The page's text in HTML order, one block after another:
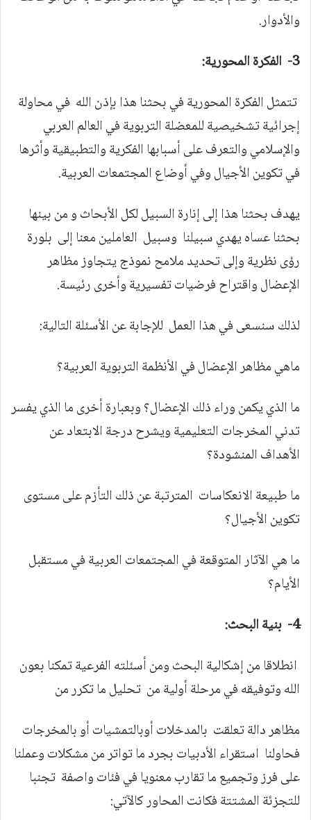
والأدوار.
3- الفكرة المحورية:
تتمثل الفكرة المحورية في بحثنا هذا بإذن الله في محاولة
إجرائية تشخيصية للمعضلة التربوية في العالم العربي
والإسلامي والتعرف على أسبابها الفكرية والتطبيقية وأثرها
في تكوين الأجيال وفي أوضاع المجتمعات العربية.
يهدف بحثنا هذا إلى إنارة السبيل لكل الأبحاث و من بينها
بحثنا عساه يهدي سبيلنا وسبيل العاملين معنا إلى بلورة
رؤى نظرية وإلى تحديد ملامح نموذج يتجاوز مظاهر
الإعضال واقتراح فرضيات تفسيرية وأخرى رئيسة.
لذلك سنسعى في هذا العمل للإجابة عن الأسئلة التالية:
ماهي مظاهر الإعضال في الأنظمة التربوية العربية؟
ما الذي يكمن وراء ذلك الإعضال؟ وبعبارة أخرى ما الذي يفسر
تدني المخرجات التعليمية ويشرح درجة الابتعاد عن
الأهداف المنشودة؟
ما طبيعة الانعكاسات المترتبة عن ذلك التأزم على مستوى
تكوين الأجيال؟
ما هي الآثار المتوقعة في المجتمعات العربية في مستقبل
الأيام؟
4- بنية البحث:
انطلاقا من إشكالية البحث ومن أسئلته الفرعية تمكنا بعون
الله وتوفيقه في مرحلة أولية من تحليل ما تكرر من
مظاهر دالةتعلقت بالمدخلات أوبالتمشيات أو بالمخرجات
فحاولنا استقراء الأدبيات بجرد ما تواتر من مشكلات وعملنا
على فرز وتجميع ما تقارب معنويا في فئات واصفة تجنبا
للتجزئة المشتتة فكانت المحاور كالآتي: